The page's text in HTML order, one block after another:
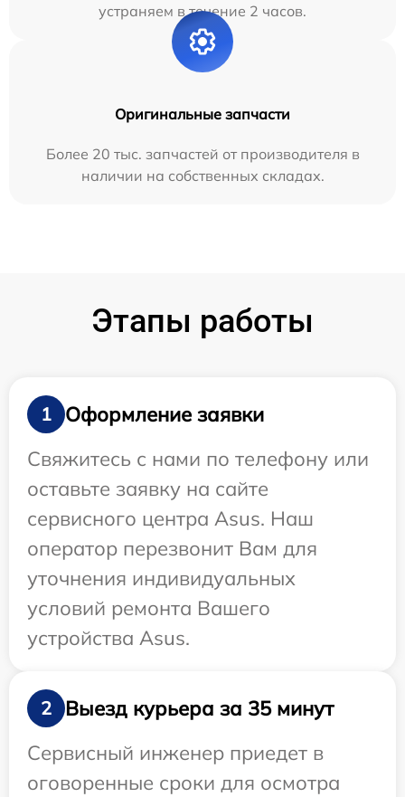
устраняем в течение 2 часов.
Оригинальные запчасти
Более 20 тыс. запчастей от производителя в
наличии на собственных складах.
Этапы работы
1
Оформление заявки
Свяжитесь с нами по телефону или
оставьте заявку на сайте
сервисного центра Asus. Наш
оператор перезвонит Вам для
уточнения индивидуальных
условий ремонта Вашего
устройства Asus.
2
Выезд курьера за 35 минут
Сервисный инженер приедет в
оговоренные сроки для осмотра